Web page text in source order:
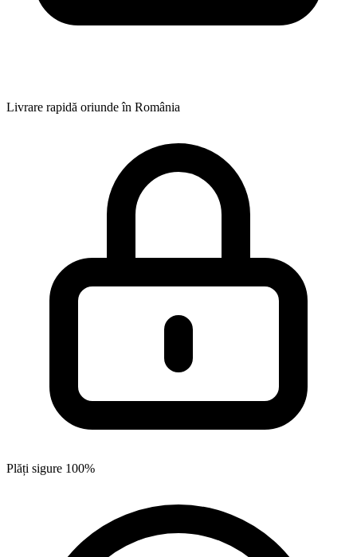
Livrare rapidă oriunde în România
Plăți sigure 100%